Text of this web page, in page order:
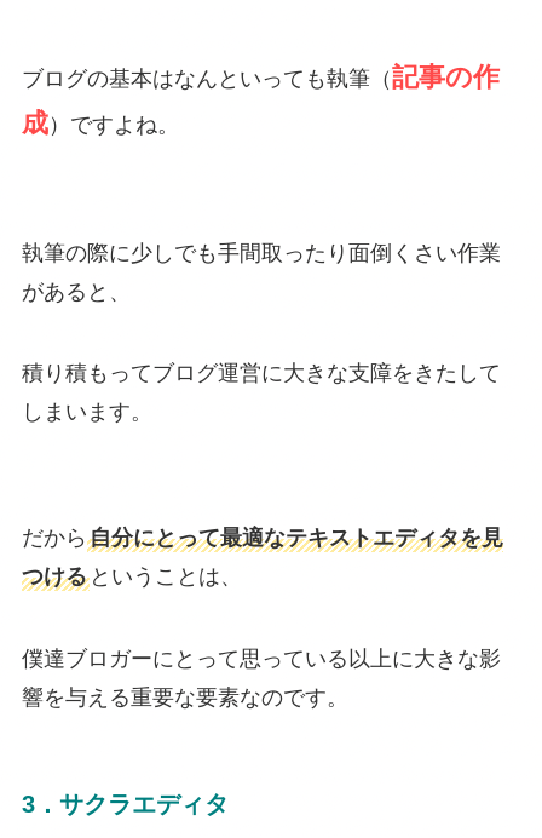
ブログの基本はなんといっても執筆（記事の作
成）ですよね。
執筆の際に少しでも手間取ったり面倒くさい作業
があると、
積り積もってブログ運営に大きな支障をきたして
しまいます。
だから 自分にとって最適なテキストエディタを見
つけるということは、
僕達ブロガーにとって思っている以上に大きな影
響を与える重要な要素なのです。
3．サクラエディタ